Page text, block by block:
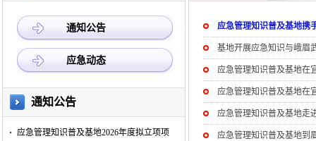
通知公告
应急动态
通知公告
应急管理知识普及基地2026年度拟立项项
应急管理知识普及基地携
基地开展应急知识与峨眉
应急管理知识普及基地在
应急管理知识普及基地在
应急管理知识普及基地走
应急管理知识普及基地到